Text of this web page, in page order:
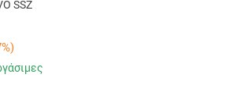
SSZ
%)